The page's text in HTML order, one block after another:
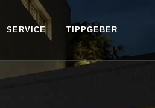
SERVICE TIPPGEBER